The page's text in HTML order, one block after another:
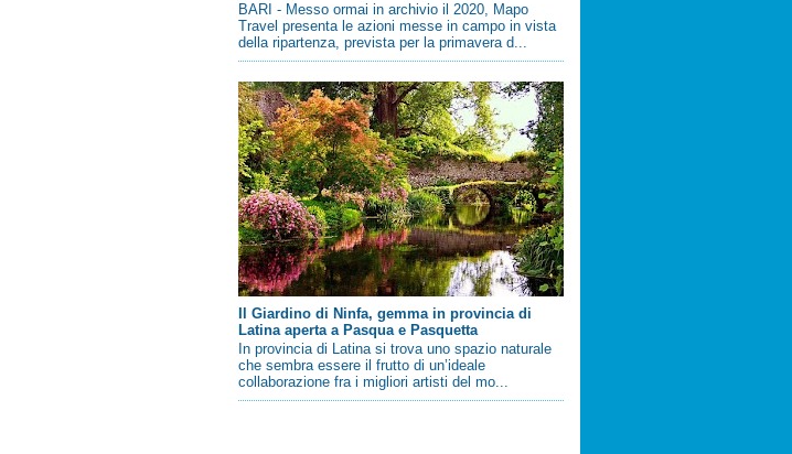
BARI - Messo ormai in archivio il 2020, Mapo
Travel presenta le azioni messe in campo in vista
della ripartenza, prevista per la primavera d...
Il Giardino di Ninfa, gemma in provincia di
Latina aperta a Pasqua e Pasquetta
In provincia di Latina si trova uno spazio naturale
che sembra essere il frutto di un’ideale
collaborazione fra i migliori artisti del mo...